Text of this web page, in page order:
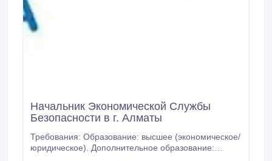
Начальник Экономической Службы
Безопасности в г. Алматы
Требования: Образование: высшее (экономическое/
юридическое). Дополнительное образование: